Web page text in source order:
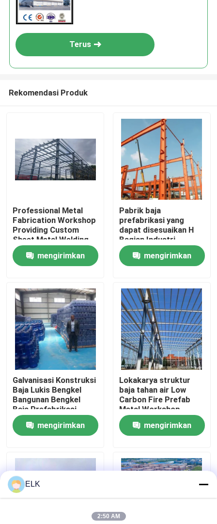
Rumah
Tentang Kami
Tur Pabrik
Kontrol Kualitas
Hubungi Kami
Berita
Kasus-kasus
Minta Kutipan
Gudang Struktur Baja
Terus
Rekomendasi Produk
Professional Metal
Fabrication Workshop
Providing Custom
Sheet Metal Welding
Cutting and Assembly
Solutions for
Industrial
mengirimkan
Pabrik baja
prefabrikasi yang
dapat disesuaikan H
Bagian Industri
mengirimkan
Galvanisasi Konstruksi
Baja Lukis Bengkel
Bangunan Bengkel
Baja Prefabrikasi
mengirimkan
Lokakarya struktur
baja tahan air Low
Carbon Fire Prefab
Metal Workshop
mengirimkan
ELK
2:50 AM